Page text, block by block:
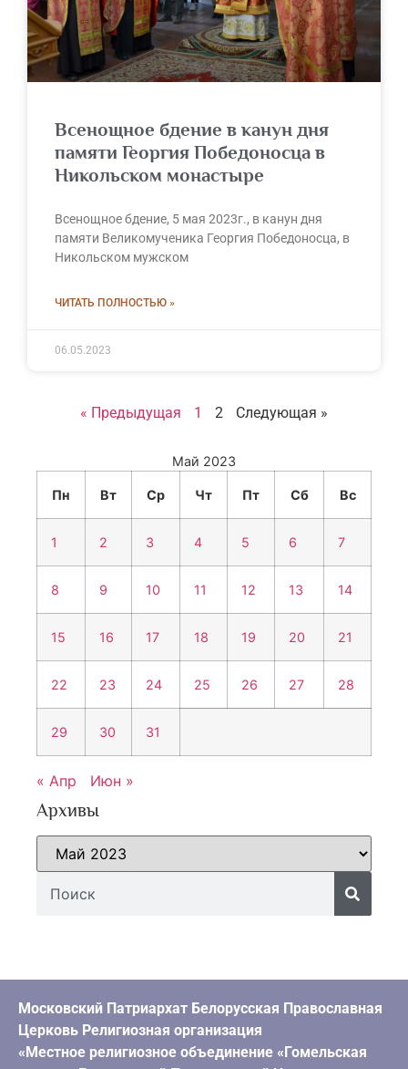
Всенощное бдение в канун дня
памяти Георгия Победоносца в
Никольском монастыре
Всенощное бдение, 5 мая 2023г., в канун дня
памяти Великомученика Георгия Победоносца, в
Никольском мужском
ЧИТАТЬ ПОЛНОСТЬЮ »
06.05.2023
« Предыдущая 1 2 Следующая »
Май 2023
Пн Вт Ср Чт Пт Сб Вс
1 2 3 4 5 6 7
8 9 10 11 12 13 14
15 16 17 18 19 20 21
22 23 24 25 26 27 28
29 30 31
« Апр Июн »
Архивы
Московский Патриархат Белорусская Православная
Церковь Религиозная организация
«Местное религиозное объединение «Гомельская